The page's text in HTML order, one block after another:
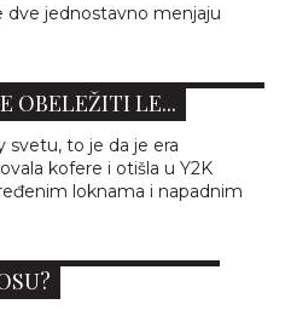
dve jednostavno menjaju
OBELEŽITI LE...
svetu, to je da je era
kofere i otišla u Y2K
loknama i napadnim